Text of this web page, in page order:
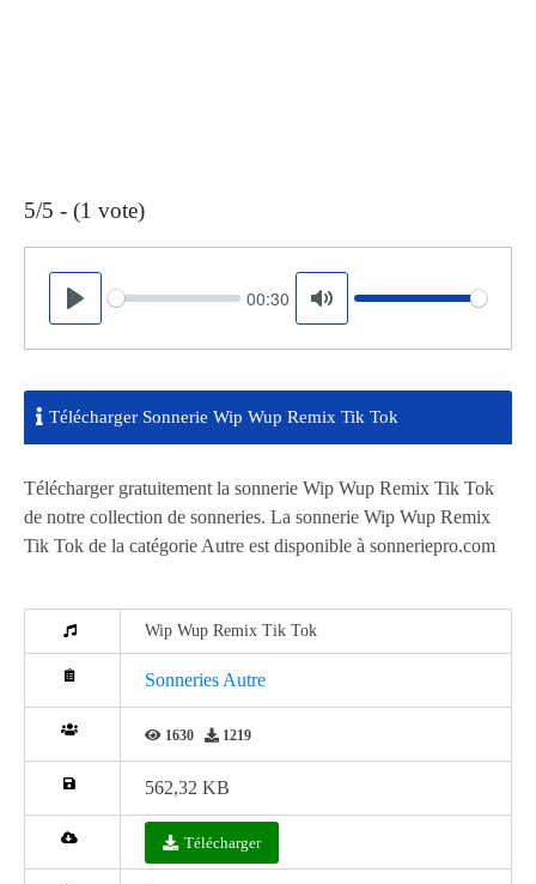
5/5 - (1 vote)
Play
Seek 00:30
Mute
Volume
Télécharger Sonnerie Wip Wup Remix Tik Tok
Télécharger gratuitement la sonnerie Wip Wup Remix Tik Tok
de notre collection de sonneries. La sonnerie Wip Wup Remix
Tik Tok de la catégorie Autre est disponible à sonneriepro.com
Wip Wup Remix Tik Tok
Sonneries Autre
1630 1219
562,32 KB
Télécharger